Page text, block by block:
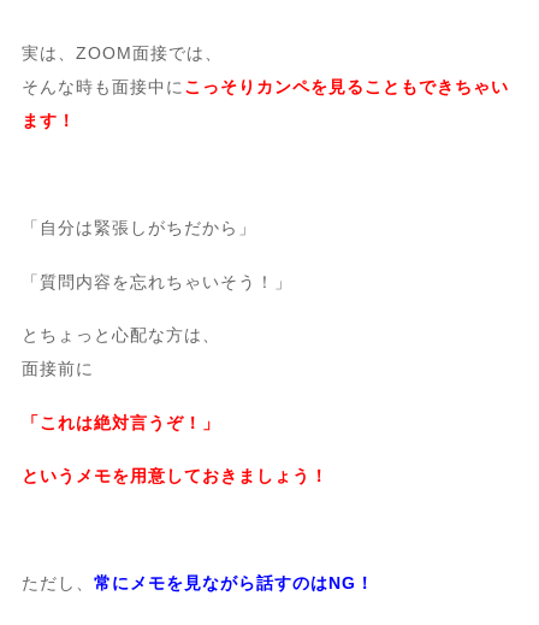
実は、ZOOM面接では、
そんな時も面接中にこっそりカンペを見ることもできちゃい
ます！
「自分は緊張しがちだから」
「質問内容を忘れちゃいそう！」
とちょっと心配な方は、
面接前に
「これは絶対言うぞ！」
というメモを用意しておきましょう！
ただし、 常にメモを見ながら話すのはNG！